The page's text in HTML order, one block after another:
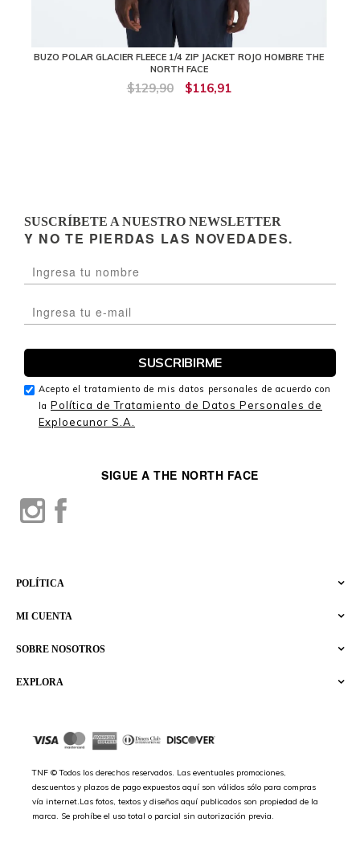
BUZO POLAR GLACIER FLEECE 1/4 ZIP JACKET ROJO HOMBRE THE
NORTH FACE
$129,90 $116,91
EXPLORA
SOBRE NOSOTROS
MI CUENTA
POLÍTICA
SIGUE A THE NORTH FACE
TNF © Todos los derechos reservados. Las eventuales promociones,
descuentos y plazos de pago expuestos aquí son válidos sólo para compras
vía internet.Las fotos, textos y diseños aquí publicados son propiedad de la
marca. Se prohíbe el uso total o parcial sin autorización previa.
SUSCRÍBETE A NUESTRO NEWSLETTER
Y NO TE PIERDAS LAS NOVEDADES.
Acepto el tratamiento de mis datos personales de acuerdo con
la Política de Tratamiento de Datos Personales de
Exploecunor S.A.